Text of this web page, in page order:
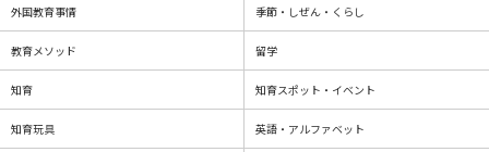
外国教育事情 季節・しぜん・くらし
教育メソッド 留学
知育 知育スポット・イベント
知育玩具 英語・アルファベット